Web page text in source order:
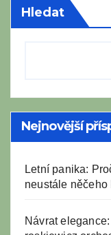
Hledat
Nejnovější
Letní panika:
neustále něčeho
Návrat